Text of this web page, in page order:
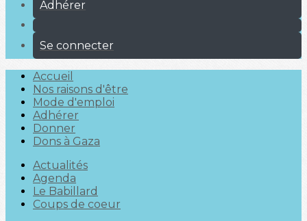
Adhérer
Se connecter
Accueil
Nos raisons d'être
Mode d'emploi
Adhérer
Donner
Dons à Gaza
Actualités
Agenda
Le Babillard
Coups de coeur